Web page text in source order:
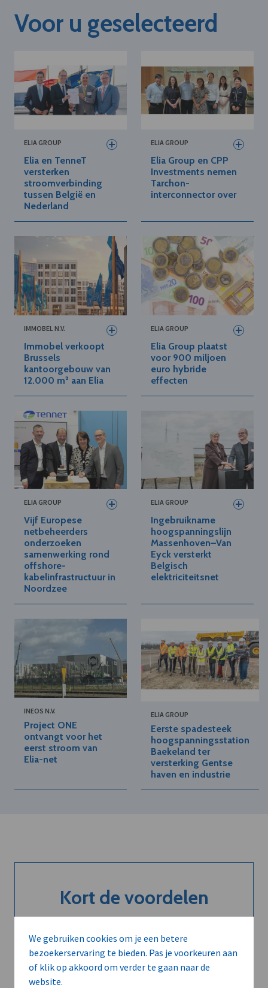
We gebruiken cookies om je een betere
bezoekerservaring te bieden. Pas je voorkeuren aan
of klik op akkoord om verder te gaan naar de
website.
Voor u geselecteerd
ELIA GROUP
Elia en TenneT
versterken
stroomverbinding
tussen België en
Nederland
ELIA GROUP
Elia Group en CPP
Investments nemen
Tarchon-
interconnector over
IMMOBEL N.V.
Immobel verkoopt
Brussels
kantoorgebouw van
12.000 m² aan Elia
ELIA GROUP
Elia Group plaatst
voor 900 miljoen
euro hybride
effecten
ELIA GROUP
Vijf Europese
netbeheerders
onderzoeken
samenwerking rond
offshore-
kabelinfrastructuur in
Noordzee
ELIA GROUP
Ingebruikname
hoogspanningslijn
Massenhoven–Van
Eyck versterkt
Belgisch
elektriciteitsnet
INEOS N.V.
Project ONE
ontvangt voor het
eerst stroom van
Elia-net
ELIA GROUP
Eerste spadesteek
hoogspanningsstation
Baekeland ter
versterking Gentse
haven en industrie
Kort de voordelen
van een
abonnement...